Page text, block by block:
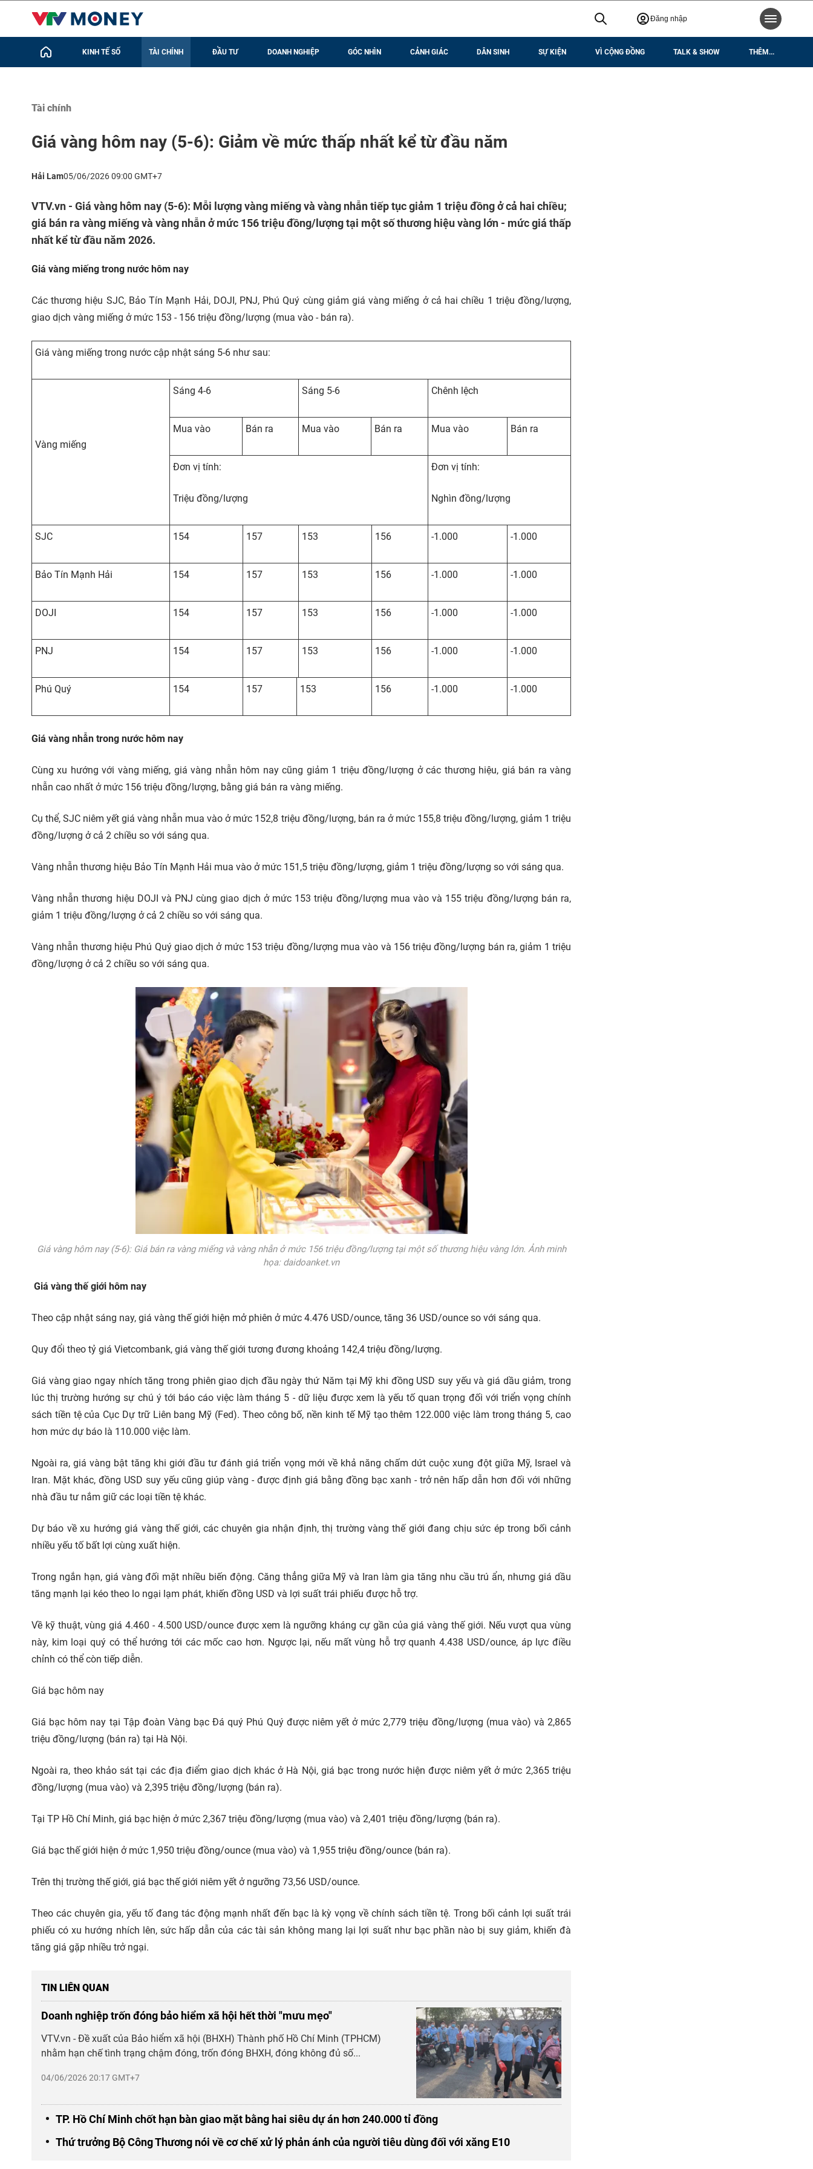
Đăng nhập
KINH TẾ SỐ TÀI CHÍNH ĐẦU TƯ DOANH NGHIỆP GÓC NHÌN CẢNH GIÁC DÂN SINH SỰ KIỆN VÌ CỘNG ĐỒNG TALK & SHOW THÊM...
Tài chính
Giá vàng hôm nay (5-6): Giảm về mức thấp nhất kể từ đầu năm
Hải Lam05/06/2026 09:00 GMT+7
VTV.vn - Giá vàng hôm nay (5-6): Mỗi lượng vàng miếng và vàng nhẫn tiếp tục giảm 1 triệu đồng ở cả hai chiều;
giá bán ra vàng miếng và vàng nhẫn ở mức 156 triệu đồng/lượng tại một số thương hiệu vàng lớn - mức giá thấp
nhất kể từ đầu năm 2026.
Giá vàng miếng trong nước hôm nay
Các thương hiệu SJC, Bảo Tín Mạnh Hải, DOJI, PNJ, Phú Quý cùng giảm giá vàng miếng ở cả hai chiều 1 triệu đồng/lượng,
giao dịch vàng miếng ở mức 153 - 156 triệu đồng/lượng (mua vào - bán ra).
Giá vàng miếng trong nước cập nhật sáng 5-6 như sau:
Vàng miếng
Sáng 4-6 Sáng 5-6 Chênh lệch
Mua vào Bán ra Mua vào Bán ra Mua vào Bán ra
Đơn vị tính:
Triệu đồng/lượng
Đơn vị tính:
Nghìn đồng/lượng
SJC 154 157 153 156 -1.000 -1.000
Bảo Tín Mạnh Hải 154 157 153 156 -1.000 -1.000
DOJI 154 157 153 156 -1.000 -1.000
PNJ 154 157 153 156 -1.000 -1.000
Phú Quý 154 157 153 156 -1.000 -1.000
Giá vàng nhẫn trong nước hôm nay
Cùng xu hướng với vàng miếng, giá vàng nhẫn hôm nay cũng giảm 1 triệu đồng/lượng ở các thương hiệu, giá bán ra vàng
nhẫn cao nhất ở mức 156 triệu đồng/lượng, bằng giá bán ra vàng miếng.
Cụ thể, SJC niêm yết giá vàng nhẫn mua vào ở mức 152,8 triệu đồng/lượng, bán ra ở mức 155,8 triệu đồng/lượng, giảm 1 triệu
đồng/lượng ở cả 2 chiều so với sáng qua.
Vàng nhẫn thương hiệu Bảo Tín Mạnh Hải mua vào ở mức 151,5 triệu đồng/lượng, giảm 1 triệu đồng/lượng so với sáng qua.
Vàng nhẫn thương hiệu DOJI và PNJ cùng giao dịch ở mức 153 triệu đồng/lượng mua vào và 155 triệu đồng/lượng bán ra,
giảm 1 triệu đồng/lượng ở cả 2 chiều so với sáng qua.
Vàng nhẫn thương hiệu Phú Quý giao dịch ở mức 153 triệu đồng/lượng mua vào và 156 triệu đồng/lượng bán ra, giảm 1 triệu
đồng/lượng ở cả 2 chiều so với sáng qua.
Giá vàng hôm nay (5-6): Giá bán ra vàng miếng và vàng nhẫn ở mức 156 triệu đồng/lượng tại một số thương hiệu vàng lớn. Ảnh minh
họa: daidoanket.vn
Giá vàng thế giới hôm nay
Theo cập nhật sáng nay, giá vàng thế giới hiện mở phiên ở mức 4.476 USD/ounce, tăng 36 USD/ounce so với sáng qua.
Quy đổi theo tỷ giá Vietcombank, giá vàng thế giới tương đương khoảng 142,4 triệu đồng/lượng.
Giá vàng giao ngay nhích tăng trong phiên giao dịch đầu ngày thứ Năm tại Mỹ khi đồng USD suy yếu và giá dầu giảm, trong
lúc thị trường hướng sự chú ý tới báo cáo việc làm tháng 5 - dữ liệu được xem là yếu tố quan trọng đối với triển vọng chính
sách tiền tệ của Cục Dự trữ Liên bang Mỹ (Fed). Theo công bố, nền kinh tế Mỹ tạo thêm 122.000 việc làm trong tháng 5, cao
hơn mức dự báo là 110.000 việc làm.
Ngoài ra, giá vàng bật tăng khi giới đầu tư đánh giá triển vọng mới về khả năng chấm dứt cuộc xung đột giữa Mỹ, Israel và
Iran. Mặt khác, đồng USD suy yếu cũng giúp vàng - được định giá bằng đồng bạc xanh - trở nên hấp dẫn hơn đối với những
nhà đầu tư nắm giữ các loại tiền tệ khác.
Dự báo về xu hướng giá vàng thế giới, các chuyên gia nhận định, thị trường vàng thế giới đang chịu sức ép trong bối cảnh
nhiều yếu tố bất lợi cùng xuất hiện.
Trong ngắn hạn, giá vàng đối mặt nhiều biến động. Căng thẳng giữa Mỹ và Iran làm gia tăng nhu cầu trú ẩn, nhưng giá dầu
tăng mạnh lại kéo theo lo ngại lạm phát, khiến đồng USD và lợi suất trái phiếu được hỗ trợ.
Về kỹ thuật, vùng giá 4.460 - 4.500 USD/ounce được xem là ngưỡng kháng cự gần của giá vàng thế giới. Nếu vượt qua vùng
này, kim loại quý có thể hướng tới các mốc cao hơn. Ngược lại, nếu mất vùng hỗ trợ quanh 4.438 USD/ounce, áp lực điều
chỉnh có thể còn tiếp diễn.
Giá bạc hôm nay
Giá bạc hôm nay tại Tập đoàn Vàng bạc Đá quý Phú Quý được niêm yết ở mức 2,779 triệu đồng/lượng (mua vào) và 2,865
triệu đồng/lượng (bán ra) tại Hà Nội.
Ngoài ra, theo khảo sát tại các địa điểm giao dịch khác ở Hà Nội, giá bạc trong nước hiện được niêm yết ở mức 2,365 triệu
đồng/lượng (mua vào) và 2,395 triệu đồng/lượng (bán ra).
Tại TP Hồ Chí Minh, giá bạc hiện ở mức 2,367 triệu đồng/lượng (mua vào) và 2,401 triệu đồng/lượng (bán ra).
Giá bạc thế giới hiện ở mức 1,950 triệu đồng/ounce (mua vào) và 1,955 triệu đồng/ounce (bán ra).
Trên thị trường thế giới, giá bạc thế giới niêm yết ở ngưỡng 73,56 USD/ounce.
Theo các chuyên gia, yếu tố đang tác động mạnh nhất đến bạc là kỳ vọng về chính sách tiền tệ. Trong bối cảnh lợi suất trái
phiếu có xu hướng nhích lên, sức hấp dẫn của các tài sản không mang lại lợi suất như bạc phần nào bị suy giảm, khiến đà
tăng giá gặp nhiều trở ngại.
TIN LIÊN QUAN
Doanh nghiệp trốn đóng bảo hiểm xã hội hết thời "mưu mẹo"
04/06/2026 20:17 GMT+7
VTV.vn - Đề xuất của Bảo hiểm xã hội (BHXH) Thành phố Hồ Chí Minh (TPHCM)
nhằm hạn chế tình trạng chậm đóng, trốn đóng BHXH, đóng không đủ số...
TP. Hồ Chí Minh chốt hạn bàn giao mặt bằng hai siêu dự án hơn 240.000 tỉ đồng
Thứ trưởng Bộ Công Thương nói về cơ chế xử lý phản ánh của người tiêu dùng đối với xăng E10